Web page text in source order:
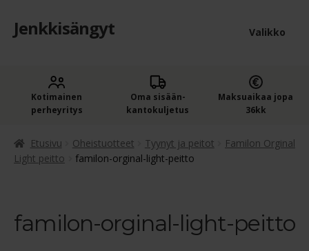
Siirry
navigointiin
Siirry
sisältöön
Jenkkisängyt Valikko
Jenkkisängyt
tason
Oheistuotteet
Kassa
Kotimainen
perheyritys
Oma sisään­
kantokuljetus
Maksuaikaa jopa
36kk
Etusivu Oheistuotteet Tyynyt ja peitot
Familon Orginal
Light peitto
familon-orginal-light-peitto
familon-orginal-light-peitto